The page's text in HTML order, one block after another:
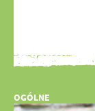
OGÓLNE